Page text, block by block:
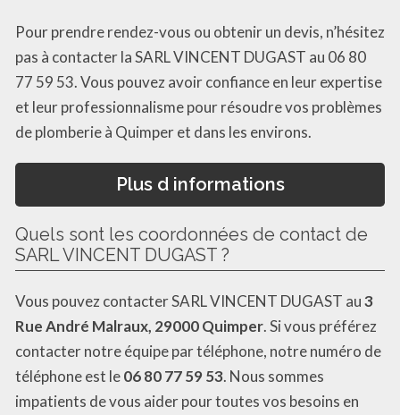
Pour prendre rendez-vous ou obtenir un devis, n’hésitez
pas à contacter la SARL VINCENT DUGAST au 06 80
77 59 53. Vous pouvez avoir confiance en leur expertise
et leur professionnalisme pour résoudre vos problèmes
de plomberie à Quimper et dans les environs.
Plus d informations
Quels sont les coordonnées de contact de
SARL VINCENT DUGAST ?
Vous pouvez contacter SARL VINCENT DUGAST au3
Rue André Malraux, 29000 Quimper. Si vous préférez
contacter notre équipe par téléphone, notre numéro de
téléphone est le06 80 77 59 53. Nous sommes
impatients de vous aider pour toutes vos besoins en